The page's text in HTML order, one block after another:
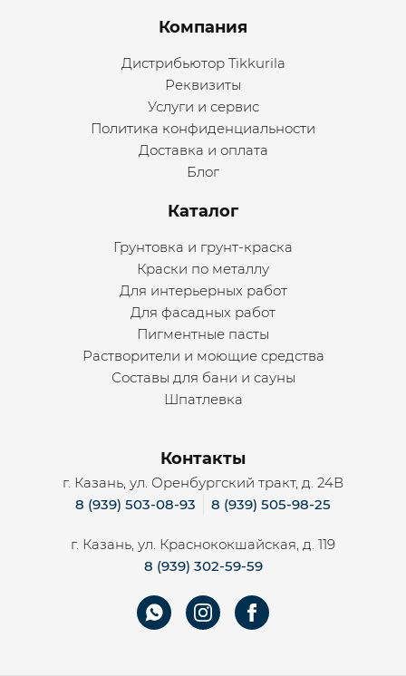
Menu footer
Компания
Дистрибьютор Tikkurila
Реквизиты
Услуги и сервис
Политика конфиденциальности
Доставка и оплата
Блог
Каталог
Грунтовка и грунт-краска
Краски по металлу
Для интерьерных работ
Для фасадных работ
Пигментные пасты
Растворители и моющие средства
Составы для бани и сауны
Шпатлевка
Контакты
г. Казань, ул. Оренбургский тракт, д. 24В
8 (939) 503-08-93
8 (939) 505-98-25
г. Казань, ул. Краснококшайская, д. 119
8 (939) 302-59-59